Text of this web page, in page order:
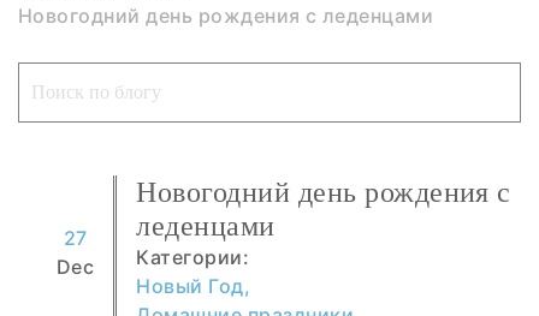
Новогодний день рождения с леденцами
Новогодний день рождения с
леденцами
27
Dec
Категории:
Новый Год,